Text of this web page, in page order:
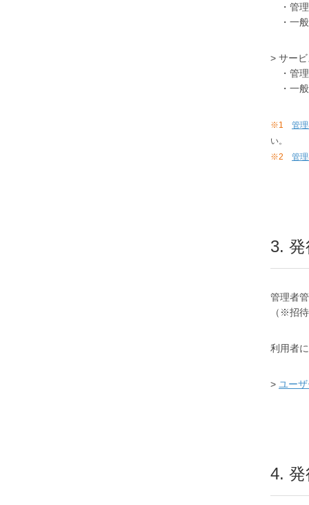
・管理
・一般
> サー
・管理
・一般
※1
管
い。
※2
管
3.
管理者
（※招
利用者
> ユー
4.